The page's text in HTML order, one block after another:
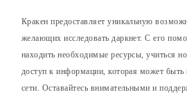
Кракен предоставляет уникальную
желающих исследовать даркнет. С его
находить необходимые ресурсы, учиться
доступ к информации, которая может быть
сети. Оставайтесь внимательными и